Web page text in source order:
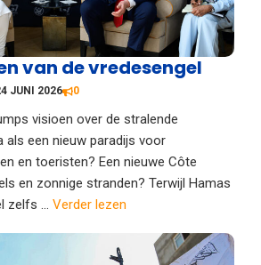
van de vredesengel
JUNI 2026 0
visioen over de stralende
als een nieuw paradijs voor
en toeristen? Een nieuwe Côte
en zonnige stranden? Terwijl Hamas
zelfs ... Verder lezen